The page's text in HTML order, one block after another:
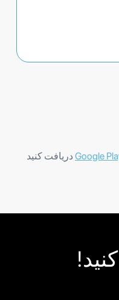
Google دریافت کنید